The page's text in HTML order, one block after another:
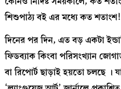
শিশুপাঠ্য বই এর মধ্যে কত শতাংশ!
দিনের পর দিন, এত বড় একটা
ফিডব্যাক কিংবা পরিসংখ্যান
বা রিপোর্ট ছাড়াই হয়তো চলছে